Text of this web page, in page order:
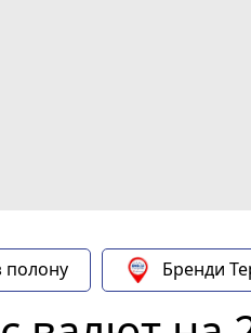
полону Бренди